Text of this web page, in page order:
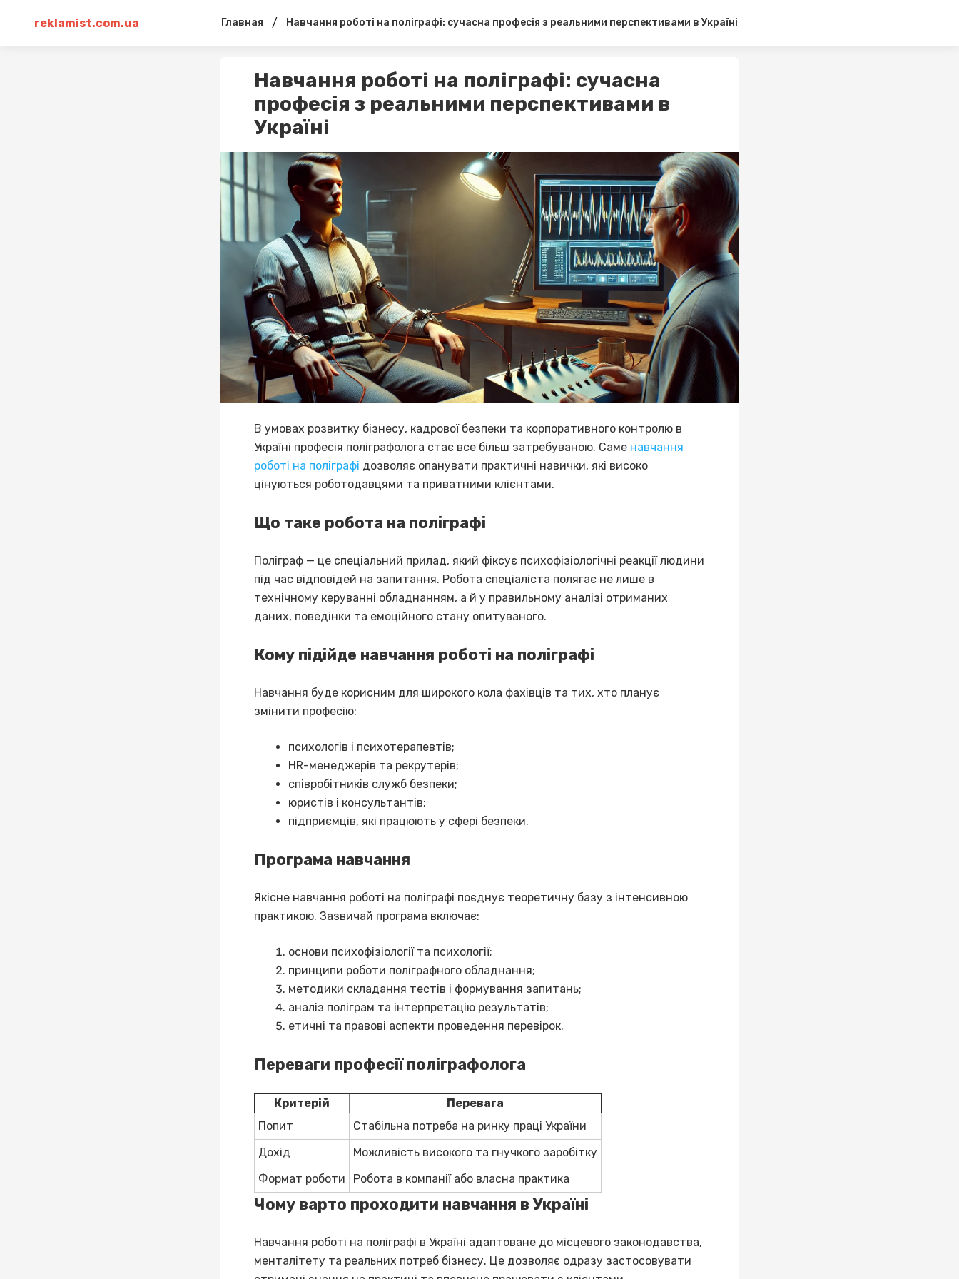
reklamist.com.ua Главная / Навчання роботі на поліграфі: сучасна професія з реальними перспективами в Україні
Навчання роботі на поліграфі: сучасна
професія з реальними перспективами в
Україні
В умовах розвитку бізнесу, кадрової безпеки та корпоративного контролю в
Україні професія поліграфолога стає все більш затребуваною. Саме навчання
роботі на поліграфі дозволяє опанувати практичні навички, які високо
цінуються роботодавцями та приватними клієнтами.
Що таке робота на поліграфі
Поліграф — це спеціальний прилад, який фіксує психофізіологічні реакції людини
під час відповідей на запитання. Робота спеціаліста полягає не лише в
технічному керуванні обладнанням, а й у правильному аналізі отриманих
даних, поведінки та емоційного стану опитуваного.
Кому підійде навчання роботі на поліграфі
Навчання буде корисним для широкого кола фахівців та тих, хто планує
змінити професію:
психологів і психотерапевтів;
HR-менеджерів та рекрутерів;
співробітників служб безпеки;
юристів і консультантів;
підприємців, які працюють у сфері безпеки.
Програма навчання
Якісне навчання роботі на поліграфі поєднує теоретичну базу з інтенсивною
практикою. Зазвичай програма включає:
основи психофізіології та психології;
принципи роботи поліграфного обладнання;
методики складання тестів і формування запитань;
аналіз поліграм та інтерпретацію результатів;
етичні та правові аспекти проведення перевірок.
Переваги професії поліграфолога
Критерій
Перевага
Попит
Стабільна потреба на ринку праці України
Дохід
Можливість високого та гнучкого заробітку
Формат роботи
Робота в компанії або власна практика
Чому варто проходити навчання в Україні
Навчання роботі на поліграфі в Україні адаптоване до місцевого законодавства,
менталітету та реальних потреб бізнесу. Це дозволяє одразу застосовувати